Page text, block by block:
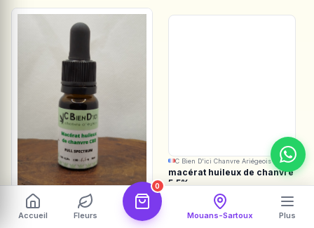
C Bien D'ici Chanvre Ariégeois
macérat huileux de chanvre
5.5%
35.00€
Accueil Fleurs
0
Mouans-Sartoux Plus